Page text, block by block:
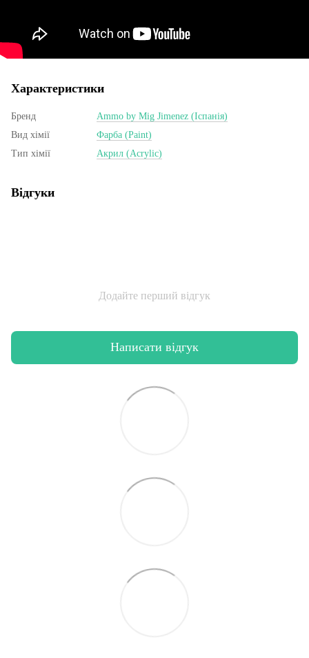
Характеристики
Бренд
Ammo by Mig Jimenez (Іспанія)
Вид хімії
Фарба (Paint)
Тип хімії
Акрил (Acrylic)
Відгуки
Додайте перший відгук
Написати відгук